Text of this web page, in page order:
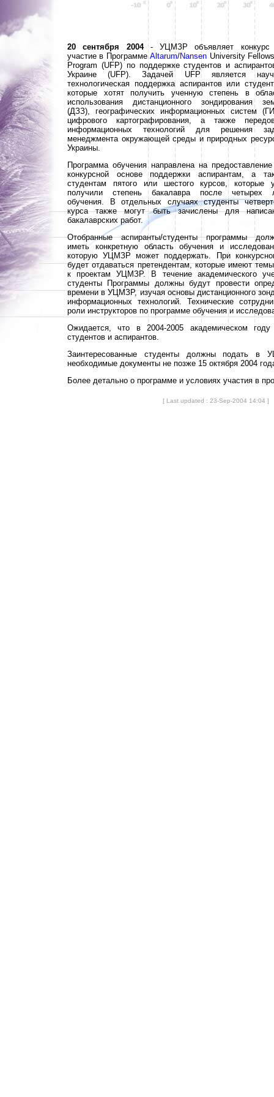
20 сентября 2004- УЦМЗР объявляет конкурс
участие в ПрограммеAltarum/Nansen University
Program (UFP) по поддержке студентов и
Украине (UFP). Задачей UFP является
технологическая поддержка аспирантов или
которые хотят получить ученную степень в
использования дистанционного зондирования
(ДЗЗ), географических информационных систем
цифрового картографирования, а также
информационных технологий для решения
менеджмента окружающей среды и природных
Украины.
Программа обучения направлена на
конкурсной основе поддержки аспирантам, а
студентам пятого или шестого курсов, которые
получили степень бакалавра после четырех
обучения. В отдельных случаях студенты
курса также могут быть зачислены для
бакалаврских работ.
Отобранные аспиранты/студенты программы
иметь конкретную область обучения и
которую УЦМЗР может поддержать. При
будет отдаваться претендентам, которые имеют
к проектам УЦМЗР. В течение академического
студенты Программы должны будут провести
времени в УЦМЗР, изучая основы дистанционного
информационных технологий. Технические
роли инструкторов по программе обучения и
Ожидается, что в 2004-2005 академическом
студентов и аспирантов.
Заинтересованные студенты должны подать
необходимые документы не позже 15 октября 2004
Более детально о программе и условиях участия в
[ Last updated : 23-Sep-2004 14:04 ]